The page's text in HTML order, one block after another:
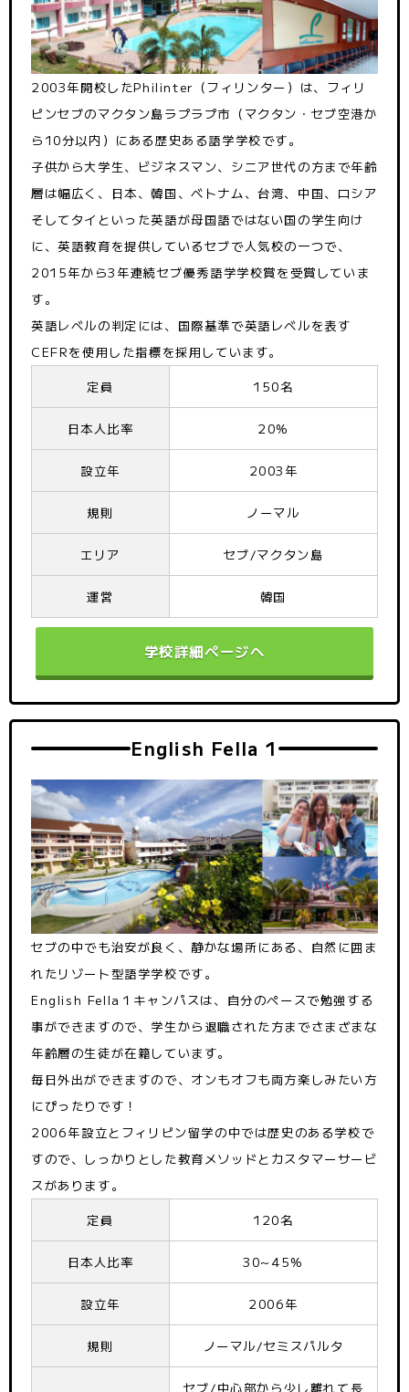
2003年開校したPhilinter（フィリンター）は、フィリ
ピンセブのマクタン島ラプラプ市（マクタン・セブ空港か
ら10分以内）にある歴史ある語学学校です。
子供から大学生、ビジネスマン、シニア世代の方まで年齢
層は幅広く、日本、韓国、ベトナム、台湾、中国、ロシア
そしてタイといった英語が母国語ではない国の学生向け
に、英語教育を提供しているセブで人気校の一つで、
2015年から3年連続セブ優秀語学学校賞を受賞していま
す。
英語レベルの判定には、国際基準で英語レベルを表す
CEFRを使用した指標を採用しています。
定員
150名
日本人比率 20%
設立年 2003年
規則 ノーマル
エリア セブ/マクタン島
運営 韓国
学校詳細ページへ
English Fella 1
セブの中でも治安が良く、静かな場所にある、自然に囲ま
れたリゾート型語学学校です。
English Fella１キャンパスは、自分のペースで勉強する
事ができますので、学生から退職された方までさまざまな
年齢層の生徒が在籍しています。
毎日外出ができますので、オンもオフも両⽅楽しみたい⽅
にぴったりです！
2006年設立とフィリピン留学の中では歴史のある学校で
すので、しっかりとした教育メソッドとカスタマーサービ
スがあります。
定員
120名
日本人比率 30~45%
設立年 2006年
規則 ノーマル/セミスパルタ
セブ/中心部から少し離れて長